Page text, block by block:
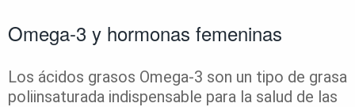
Omega-3 y hormonas femeninas
Los ácidos grasos Omega-3 son un tipo de grasa
poliinsaturada indispensable para la salud de las